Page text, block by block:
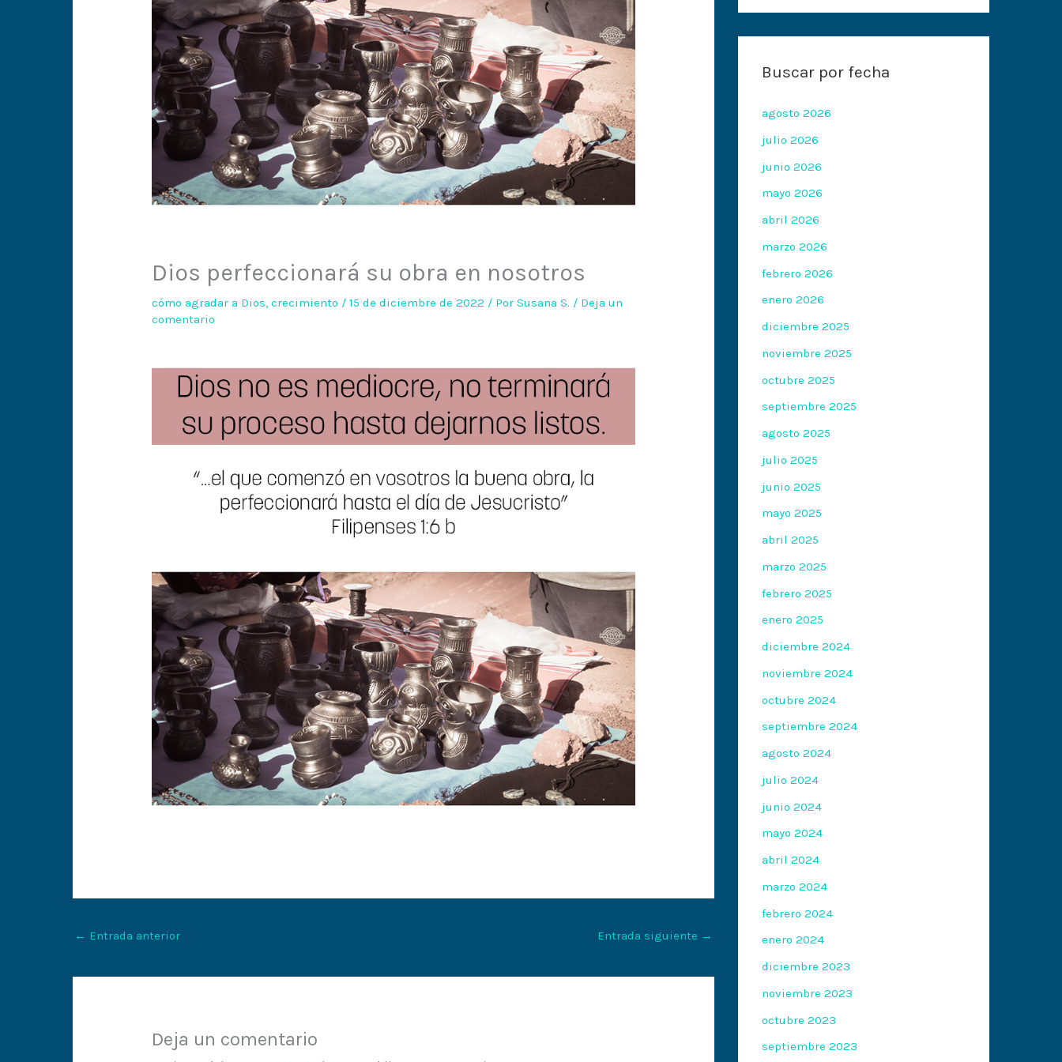
Dios perfeccionará su obra en nosotros
cómo agradar a Dios,crecimiento /15 de diciembre de 2022 / PorSusana S. / Deja un
comentario
← Entrada anterior Entrada siguiente →
Deja un comentario
Buscar por fecha
agosto 2026
julio 2026
junio 2026
mayo 2026
abril 2026
marzo 2026
febrero 2026
enero 2026
diciembre 2025
noviembre 2025
octubre 2025
septiembre 2025
agosto 2025
julio 2025
junio 2025
mayo 2025
abril 2025
marzo 2025
febrero 2025
enero 2025
diciembre 2024
noviembre 2024
octubre 2024
septiembre 2024
agosto 2024
julio 2024
junio 2024
mayo 2024
abril 2024
marzo 2024
febrero 2024
enero 2024
diciembre 2023
noviembre 2023
octubre 2023
septiembre 2023